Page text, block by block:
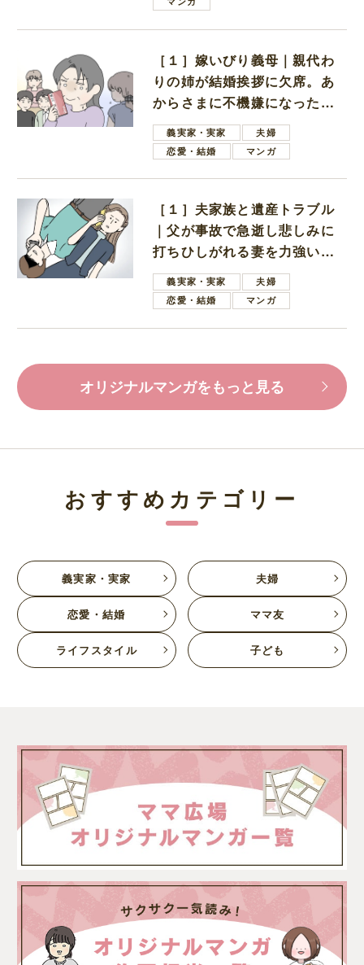
［１］嫁いびり義母｜親代わ
りの姉が結婚挨拶に欠席。あ
からさまに不機嫌になった義
母義実家・実家
夫婦
恋愛・結婚
マンガ
［１］夫家族と遺産トラブル
｜父が事故で急逝し悲しみに
打ちひしがれる妻を力強い言
葉で励ます夫
義実家・実家
夫婦
恋愛・結婚
マンガ
オリジナルマンガをもっと見る
おすすめカテゴリー
義実家・実家 夫婦
恋愛・結婚 ママ友
ライフスタイル 子ども